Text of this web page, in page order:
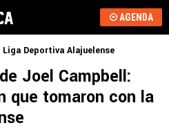
AGENDA
Liga Deportiva Alajuelense
Joel Campbell:
que tomaron con la